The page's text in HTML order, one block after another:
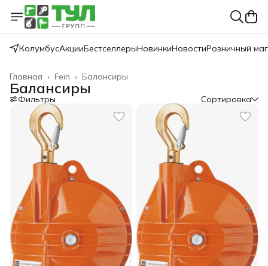
КолумбусАкцииБестселлерыНовинкиНовостиРозничный
Балансиры
Fein ›
Главная ›
Балансиры
Фильтры Сортировка